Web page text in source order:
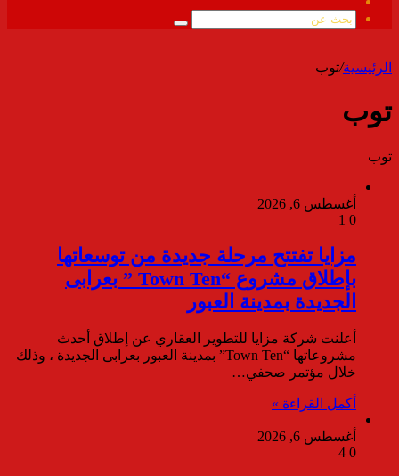
الموقع
بحث
الرئيسية/توب
توب
توب
أغسطس 6, 2026
0
مزايا تفتتح مرحلة جديدة من توسعاتها
بإطلاق مشروع “Town Ten ” بعرابى
الجديدة بمدينة العبور
أعلنت شركة مزايا للتطوير العقاري عن إطلاق أحدث
مشروعاتها “Town Ten” بمدينة العبور بعرابى الجديدة ، وذلك
خلال مؤتمر صحفي…
أكمل القراءة »
أغسطس 6, 2026
0